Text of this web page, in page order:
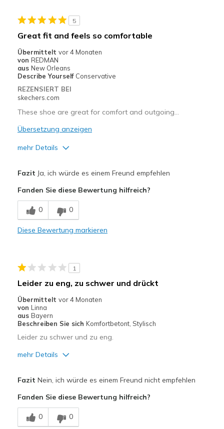
Geeignete Verwendung
Going Out
Travel
Width
View On Shoes
5
Great fit and feels so comfortable
Übermittelt vor 4 Monaten
von REDMAN
aus New Orleans
Describe Yourself Conservative
REZENSIERT BEI
skechers.com
These shoe are great for comfort and outgoing…
Übersetzung anzeigen
mehr Details
Breathe Well
Comfortable
Geeignete Verwendung
Going Out
Width
Feels true to width
View On Shoes
Fazit Ja, ich würde es einem Freund empfehlen
Fanden Sie diese Bewertung hilfreich?
0 0
Diese Bewertung markieren
1
Leider zu eng, zu schwer und drückt
Übermittelt vor 4 Monaten
von Linna
aus Bayern
Beschreiben Sie sich Komfortbetont, Stylisch
Leider zu schwer und zu eng.
mehr Details
Nachteile
Nicht sehr flexibel
Fazit Nein, ich würde es einem Freund nicht empfehlen
Fanden Sie diese Bewertung hilfreich?
0 0